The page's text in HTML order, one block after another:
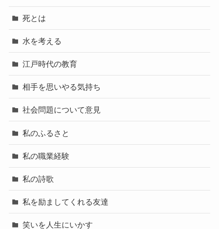
死とは
水を考える
江戸時代の教育
相手を思いやる気持ち
社会問題について意見
私のふるさと
私の職業経験
私の詩歌
私を励ましてくれる友達
笑いを人生にいかす